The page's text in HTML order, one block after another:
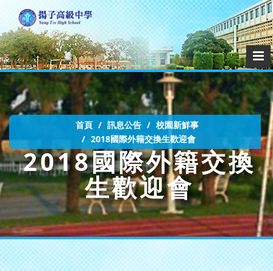
首頁 訊息公告
校園新鮮事
2018國際外籍交換生歡迎會
2018國際外籍交換
生歡迎會